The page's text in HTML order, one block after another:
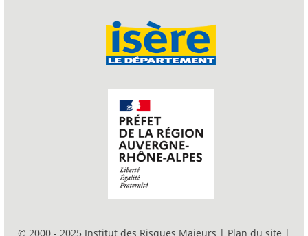
© 2000 - 2025 Institut des Risques Majeurs | Plan du site |